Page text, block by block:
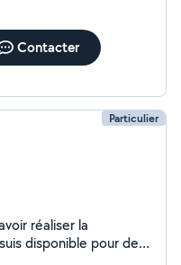
Contacter
Particulier
réaliser la
disponible pour des